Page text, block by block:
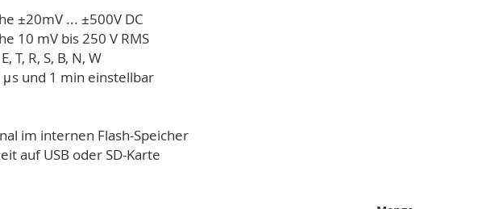
±20mV ... ±500V DC
10 mV bis 250 V RMS
T, R, S, B, N, W
und 1 min einstellbar
im internen Flash-Speicher
auf USB oder SD-Karte